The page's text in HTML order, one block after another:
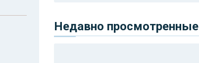
Недавно просмотренные